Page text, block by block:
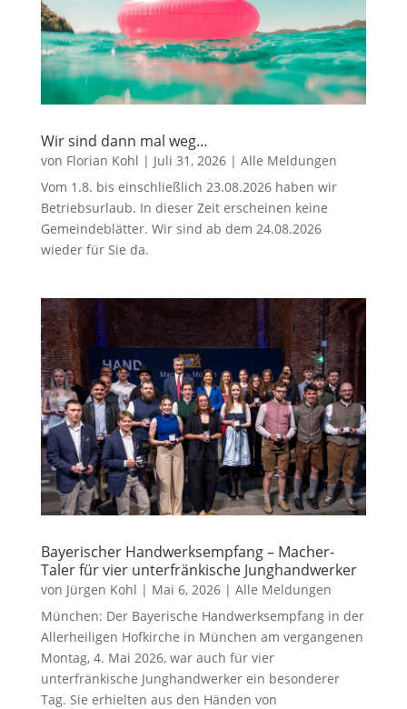
Wir sind dann mal weg…
von Florian Kohl | Juli 31, 2026| Alle Meldungen
Vom 1.8. bis einschließlich 23.08.2026 haben wir
Betriebsurlaub. In dieser Zeit erscheinen keine
Gemeindeblätter. Wir sind ab dem 24.08.2026
wieder für Sie da.
Bayerischer Handwerksempfang – Macher-
Taler für vier unterfränkische Junghandwerker
von Jürgen Kohl | Mai 6, 2026| Alle Meldungen
München: Der Bayerische Handwerksempfang in der
Allerheiligen Hofkirche in München am vergangenen
Montag, 4. Mai 2026, war auch für vier
unterfränkische Junghandwerker ein besonderer
Tag. Sie erhielten aus den Händen von